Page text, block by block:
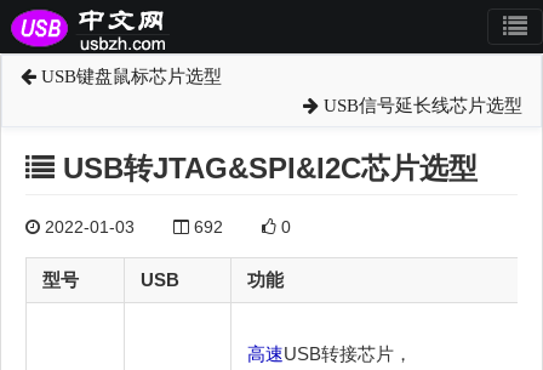
USB键盘鼠标芯片选型
USB信号延长线芯片选型
USB转JTAG&SPI&I2C芯片选型
2022-01-03 692 0
型号 USB 功能
高速USB转接芯片，